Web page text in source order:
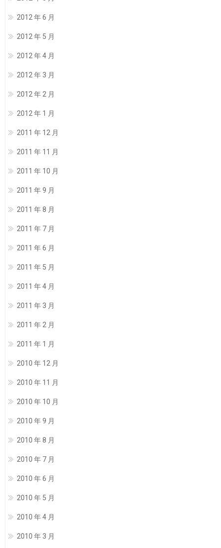
2012 年 6 月
2012 年 5 月
2012 年 4 月
2012 年 3 月
2012 年 2 月
2012 年 1 月
2011 年 12 月
2011 年 11 月
2011 年 10 月
2011 年 9 月
2011 年 8 月
2011 年 7 月
2011 年 6 月
2011 年 5 月
2011 年 4 月
2011 年 3 月
2011 年 2 月
2011 年 1 月
2010 年 12 月
2010 年 11 月
2010 年 10 月
2010 年 9 月
2010 年 8 月
2010 年 7 月
2010 年 6 月
2010 年 5 月
2010 年 4 月
2010 年 3 月